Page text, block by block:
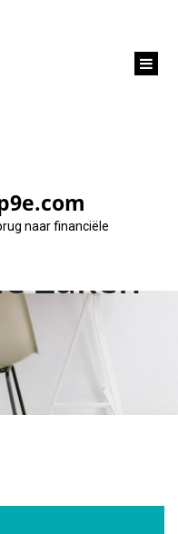
naar financiële
Geld
Balans
Zaken